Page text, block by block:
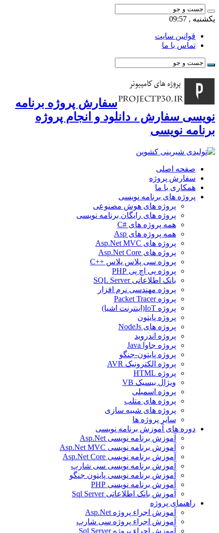
یکشنبه , 09:57
قوانین سایت
تماس با ما
سفارش پروژه برنامه
نویسی سفارش ، دانلود و انجام پروژه
برنامه نویسی
صفحه اصلی
سفارش پروژه
همکاری با ما
پروژه های برنامه نویسی
پروژه های هوش مصنوعی
پروژه های رایگان برنامه نویسی
همه پروژه های #C
همه پروژه های Asp
پروژه های Asp.Net MVC
پروژه های Asp.Net Core
پروژه سی پلاس پلاس ++C
پروژه پی اچ پی PHP
بانک اطلاعاتی SQL Server
پروژه مهندسی نرم افزار
پروژه Packet Tracer
پروژه IoT(اینترنت اشیا)
پروژه پایتون
پروژه های NodeJs
پروژه اندروید
پروژه جاوا Java
پروژه پایتون-جنگو
پروژه الکترونیک AVR
پروژه HTML
ویژال بیسیک VB
پروژه اسمبلی
پروژه های متلب
پروژه های شبیه سازی
سایر پروژه ها
دوره های آموزش برنامه نویسی
آموزش برنامه نویسی Asp.Net
آموزش برنامه نویسی Asp.Net MVC
آموزش برنامه نویسی Asp.Net Core
آموزش برنامه نویسی سی شارپ
آموزش برنامه نویسی پایتون جنگو
آموزش برنامه نویسی PHP
آموزش بانک اطلاعاتی Sql Server
راهنمای پروژه
آموزش اجراء پروژه Asp.Net
آموزش اجراء پروژه سی شارپ
آموزش اجراء پروژه Sql Server